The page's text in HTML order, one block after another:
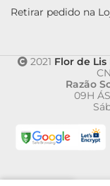
Retirar pedido na
2021 Flor de Lis
Razão
09H